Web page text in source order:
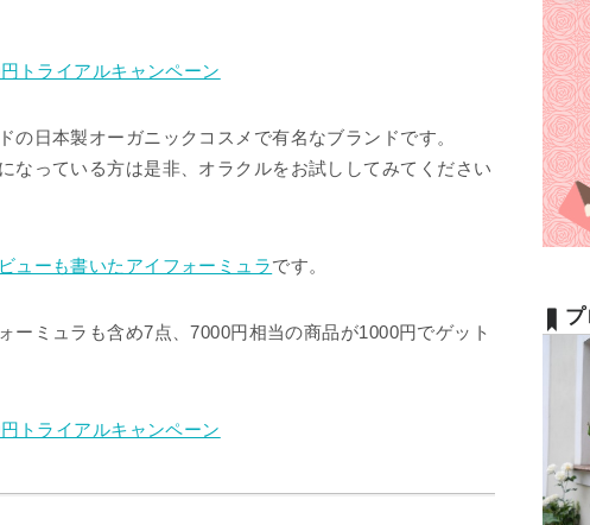
トライアルキャンペーン
の日本製オーガニックコスメで有名なブランドです。
なっている方は是非、オラクルをお試ししてみてください
ューも書いたアイフォーミュラです。
ーミュラも含め7点、7000円相当の商品が1000円でゲット
トライアルキャンペーン